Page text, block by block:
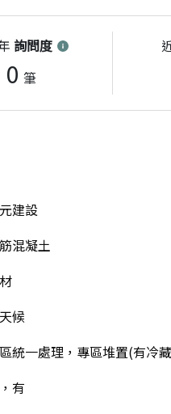
詢問度
0 筆
建設
混凝土
候
統一處理，專區堆置(有冷
有